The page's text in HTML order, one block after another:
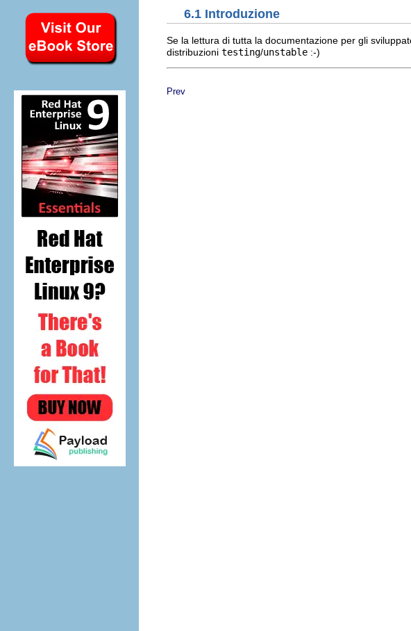
6.1 Introduzione
Se la lettura di tutta la documentazione per gli
distribuzioni testing/unstable :-)
Prev